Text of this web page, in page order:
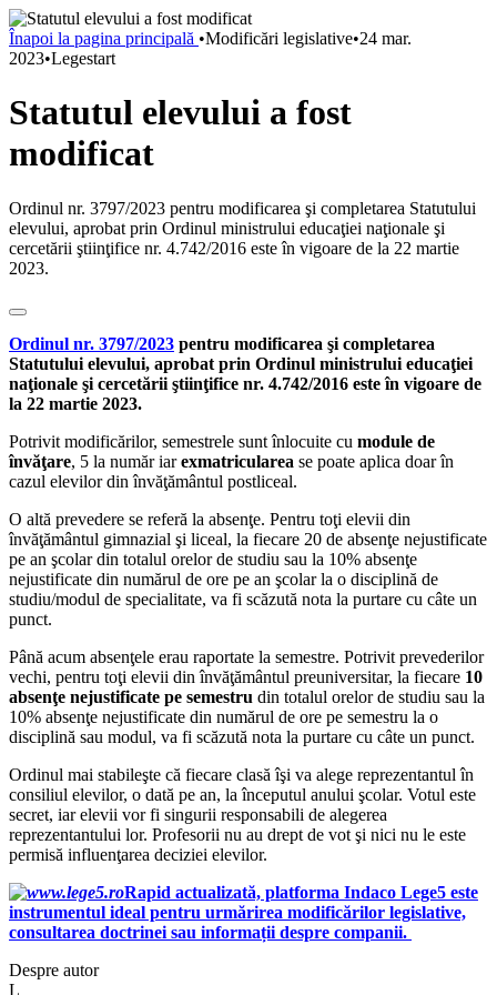
Înapoi la pagina principală •Modificări legislative•24 mar.
2023•Legestart
Statutul elevului a fost
modificat
Ordinul nr. 3797/2023 pentru modificarea şi completarea Statutului
elevului, aprobat prin Ordinul ministrului educaţiei naţionale şi
cercetării ştiinţifice nr. 4.742/2016 este în vigoare de la 22 martie
2023.
Ordinul nr. 3797/2023 pentru modificarea şi completarea
Statutului elevului, aprobat prin Ordinul ministrului educaţiei
naţionale şi cercetării ştiinţifice nr. 4.742/2016 este în vigoare de
la 22 martie 2023.
Potrivit modificărilor, semestrele sunt înlocuite cu module de
învăţare, 5 la număr iarexmatricularea se poate aplica doar în
cazul elevilor din învăţământul postliceal.
O altă prevedere se referă la absenţe. Pentru toţi elevii din
învăţământul gimnazial şi liceal, la fiecare 20 de absenţe nejustificate
pe an şcolar din totalul orelor de studiu sau la 10% absenţe
nejustificate din numărul de ore pe an şcolar la o disciplină de
studiu/modul de specialitate, va fi scăzută nota la purtare cu câte un
punct.
Până acum absenţele erau raportate la semestre. Potrivit prevederilor
vechi, pentru toţi elevii din învăţământul preuniversitar, la fiecare 10
absenţe nejustificate pe semestru din totalul orelor de studiu sau la
10% absenţe nejustificate din numărul de ore pe semestru la o
disciplină sau modul, va fi scăzută nota la purtare cu câte un punct.
Ordinul mai stabileşte că fiecare clasă îşi va alege reprezentantul în
consiliul elevilor, o dată pe an, la începutul anului şcolar. Votul este
secret, iar elevii vor fi singurii responsabili de alegerea
reprezentantului lor. Profesorii nu au drept de vot şi nici nu le este
permisă influenţarea deciziei elevilor.
Rapid actualizată, platforma Indaco Lege5 este
instrumentul ideal pentru urmărirea modificărilor legislative,
consultarea doctrinei sau informații despre companii.
Despre autor
L